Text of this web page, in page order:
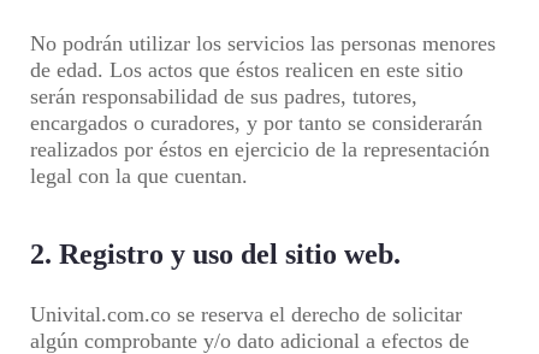
No podrán utilizar los servicios las personas menores
de edad. Los actos que éstos realicen en este sitio
serán responsabilidad de sus padres, tutores,
encargados o curadores, y por tanto se considerarán
realizados por éstos en ejercicio de la representación
legal con la que cuentan.
2. Registro y uso del sitio web.
Univital.com.co se reserva el derecho de solicitar
algún comprobante y/o dato adicional a efectos de